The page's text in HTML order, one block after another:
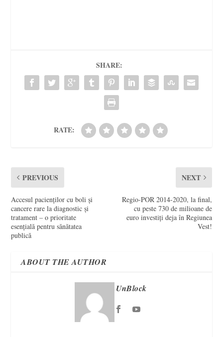
SHARE:
RATE:
PREVIOUS
Accesul pacienților cu boli și
cancere rare la diagnostic și
tratament – o prioritate
esențială pentru sănătatea
publică
NEXT
Regio-POR 2014-2020, la final,
cu peste 730 de milioane de
euro investiți deja în Regiunea
Vest!
ABOUT THE AUTHOR
UnBlock